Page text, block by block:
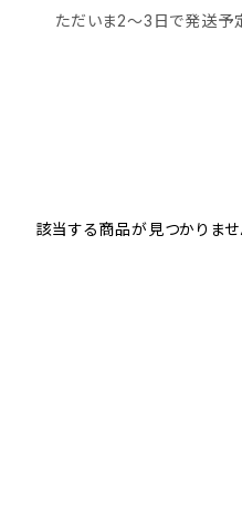
ただいま2〜3日で発送予
該当する商品が見つかりませ